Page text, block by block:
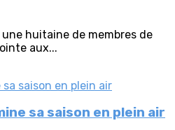
huitaine de membres de
aux...
sa saison en plein air